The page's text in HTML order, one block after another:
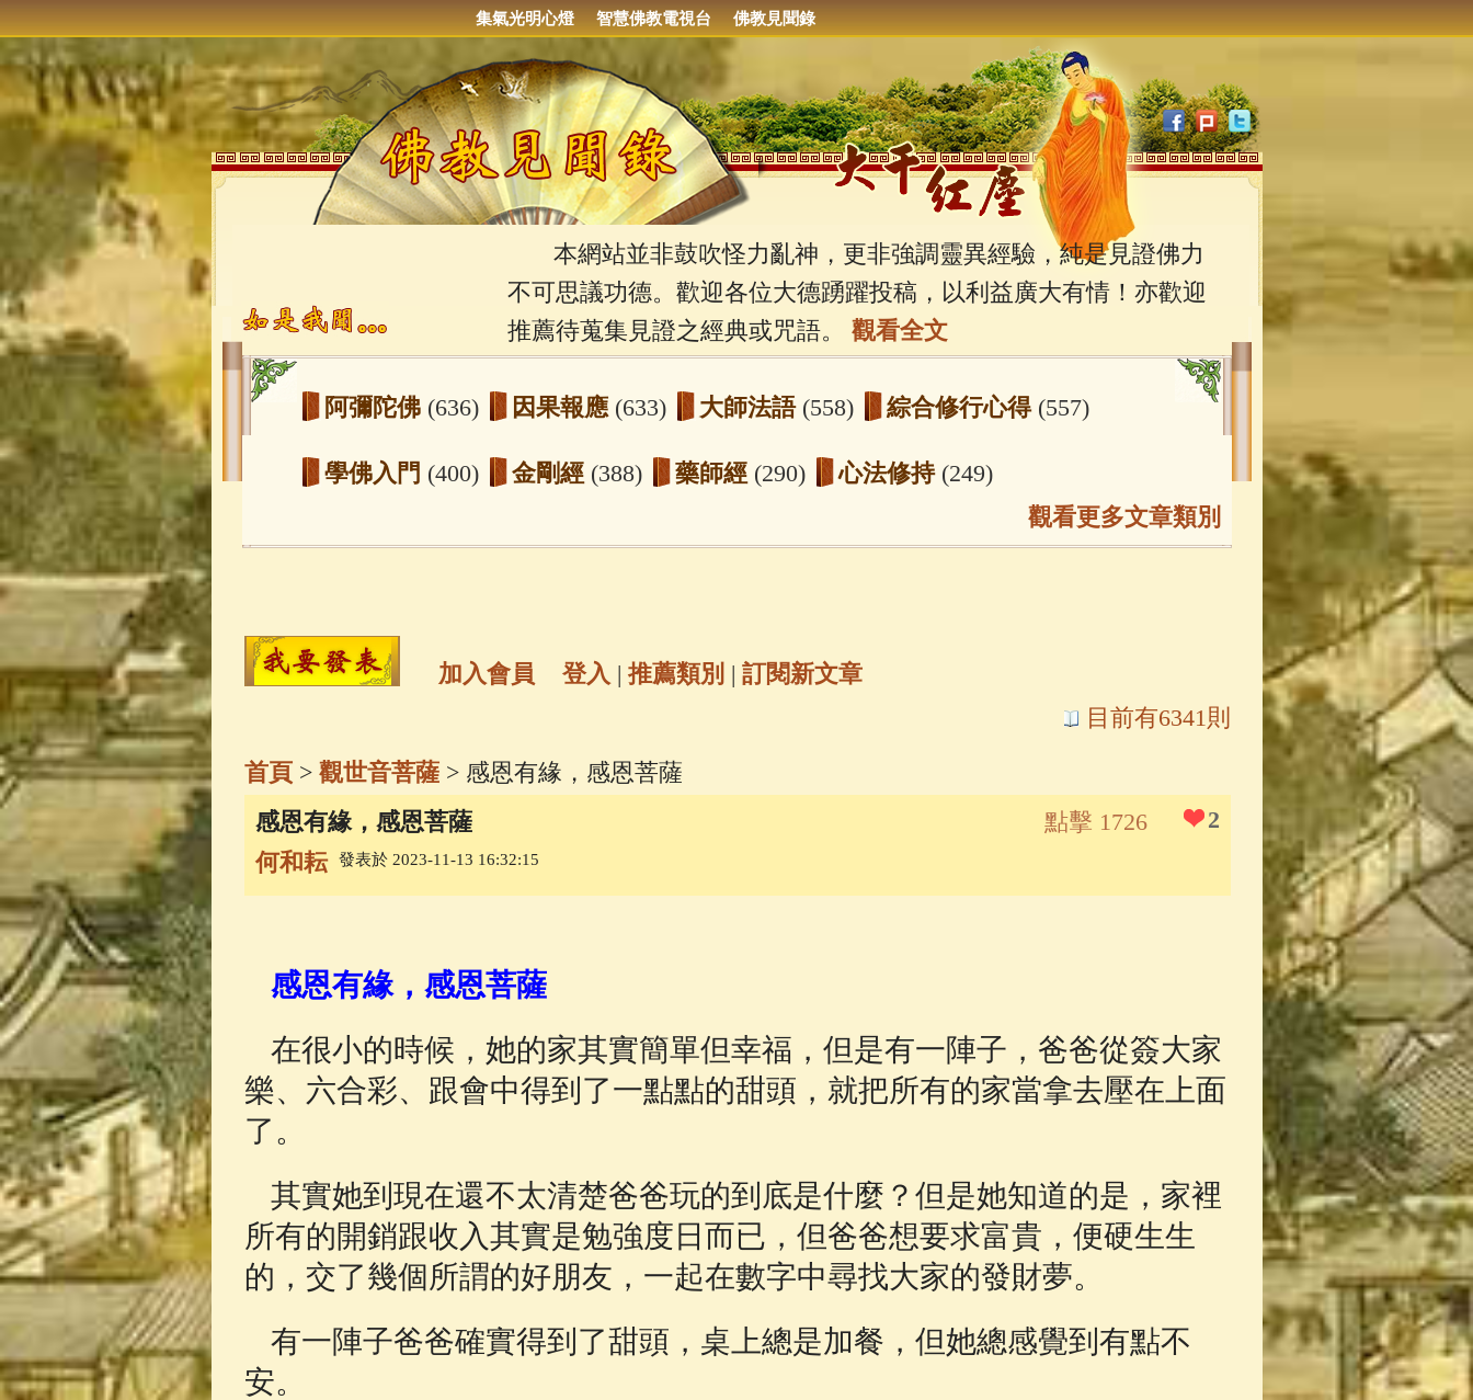
集氣光明心燈 智慧佛教電視台 佛教見聞錄
本網站並非鼓吹怪力亂神，更非強調靈異經驗，純是見證佛力
不可思議功德。歡迎各位大德踴躍投稿，以利益廣大有情！亦歡迎
推薦待蒐集見證之經典或咒語。 觀看全文
阿彌陀佛 (636) 因果報應 (633) 大師法語 (558) 綜合修行心得 (557)
學佛入門 (400) 金剛經 (388) 藥師經 (290) 心法修持 (249)
玉曆寶鈔(236) 地藏經(225) 臨終助念(190) 文殊菩薩(165)
高僧故事 (141) 放生護生 (133) 戒除邪淫(129)
一切如來心秘密全身舍利寶篋印陀羅尼經(81) 六字大明咒(81) 大悲咒(72)
釋迦牟尼佛傳 (69)
佛典故事(37) 佛說療痔(腫瘤)病經
觀看更多文章類別
加入會員 登入 | 推薦類別 | 訂閱新文章
目前有6341則
首頁> 觀世音菩薩> 感恩有緣，感恩菩薩
感恩有緣，感恩菩薩
2
點擊 1726
何和耘
發表於 2023-11-13 16:32:15
感恩有緣，感恩菩薩
在很小的時候，她的家其實簡單但幸福，但是有一陣子，爸爸從簽大家
樂、六合彩、跟會中得到了一點點的甜頭，就把所有的家當拿去壓在上面
了。
其實她到現在還不太清楚爸爸玩的到底是什麼？但是她知道的是，家裡
所有的開銷跟收入其實是勉強度日而已，但爸爸想要求富貴，便硬生生
的，交了幾個所謂的好朋友，一起在數字中尋找大家的發財夢。
有一陣子爸爸確實得到了甜頭，桌上總是加餐，但她總感覺到有點不
安。